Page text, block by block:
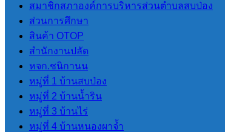
สมาชิกสภาองค์การบริหารส่วนตําบลสบป่อง
ส่วนการศึกษา
สินค้า OTOP
สํานักงานปลัด
หจก.ชนิกานน
หมู่ที่ 1 บ้านสบป่อง
หมู่ที่ 2 บ้านน้ำริน
หมู่ที่ 3 บ้านไร่
หมู่ที่ 4 บ้านหนองผาจ้ำ
แผนยุทธศาสตร์การพัฒนา
แผนพัฒนาบุคลากร 3 ปี(2564-2566)
แผนอัตรากําลัง 3 ปี (2564-2566)
ข้อบัญญัติงบประมาณรายจ่ายประจำปี
แผนการดําเนินการ
แผนการจัดหาพัสดุ